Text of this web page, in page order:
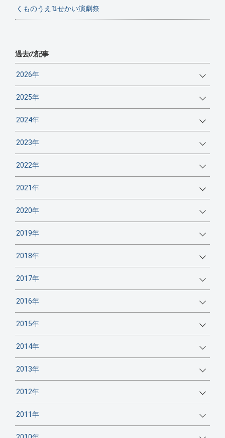
くものうえ⇅せかい演劇祭
過去の記事
2026年
2025年
2024年
2023年
2022年
2021年
2020年
2019年
2018年
2017年
2016年
2015年
2014年
2013年
2012年
2011年